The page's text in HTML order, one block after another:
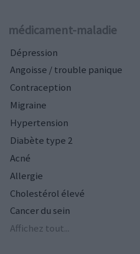
médicament-maladie
Dépression
Angoisse / trouble panique
Contraception
Migraine
Hypertension
Diabète type 2
Acné
Allergie
Cholestérol élevé
Cancer du sein
Affichez tout...